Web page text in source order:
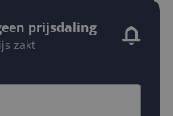
prijsdaling
zakt